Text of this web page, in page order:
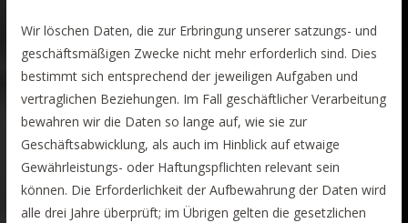
Wir löschen Daten, die zur Erbringung unserer satzungs- und
geschäftsmäßigen Zwecke nicht mehr erforderlich sind. Dies
bestimmt sich entsprechend der jeweiligen Aufgaben und
vertraglichen Beziehungen. Im Fall geschäftlicher Verarbeitung
bewahren wir die Daten so lange auf, wie sie zur
Geschäftsabwicklung, als auch im Hinblick auf etwaige
Gewährleistungs- oder Haftungspflichten relevant sein
können. Die Erforderlichkeit der Aufbewahrung der Daten wird
alle drei Jahre überprüft; im Übrigen gelten die gesetzlichen